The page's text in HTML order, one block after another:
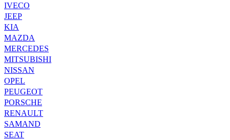
IVECO
JEEP
KIA
MAZDA
MERCEDES
MITSUBISHI
NISSAN
OPEL
PEUGEOT
PORSCHE
RENAULT
SAMAND
SEAT